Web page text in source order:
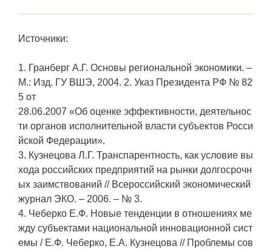
Источники:
1. Гранберг А.Г. Основы региональной экономики. –
М.: Изд. ГУ ВШЭ, 2004. 2. Указ Президента РФ № 82
5 от
28.06.2007 «Об оценке эффективности, деятельнос
ти органов исполнительной власти субъектов Росси
йской Федерации».
3. Кузнецова Л.Г. Транспарентность, как условие вы
хода российских предприятий на рынки долгосрочн
ых заимствований // Всероссийский экономический
журнал ЭКО. – 2006. – № 3.
4. Чеберко Е.Ф. Новые тенденции в отношениях ме
жду субъектами национальной инновационной сист
емы / Е.Ф. Чеберко, Е.А. Кузнецова // Проблемы сов